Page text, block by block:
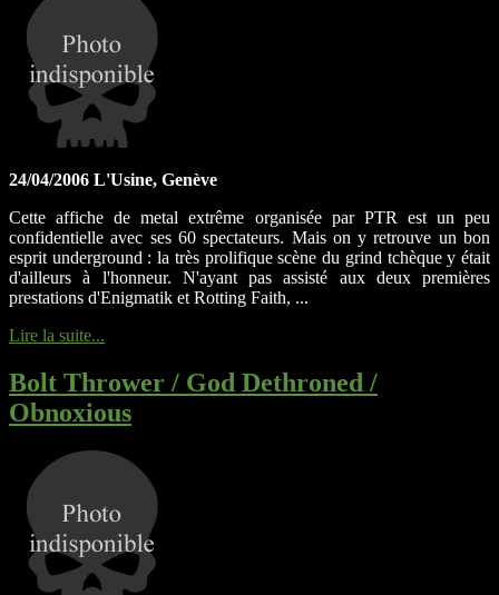
24/04/2006 L'Usine, Genève
Cette affiche de metal extrême organisée par PTR est un peu
confidentielle avec ses 60 spectateurs. Mais on y retrouve un bon
esprit underground : la très prolifique scène du grind tchèque y était
d'ailleurs à l'honneur. N'ayant pas assisté aux deux premières
prestations d'Enigmatik et Rotting Faith, ...
Lire la suite...
Bolt Thrower / God Dethroned /
Obnoxious